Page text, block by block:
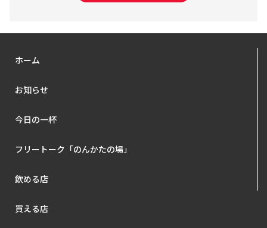
ホーム
お知らせ
今日の一杯
フリートーク「のんかたの場」
飲める店
買える店